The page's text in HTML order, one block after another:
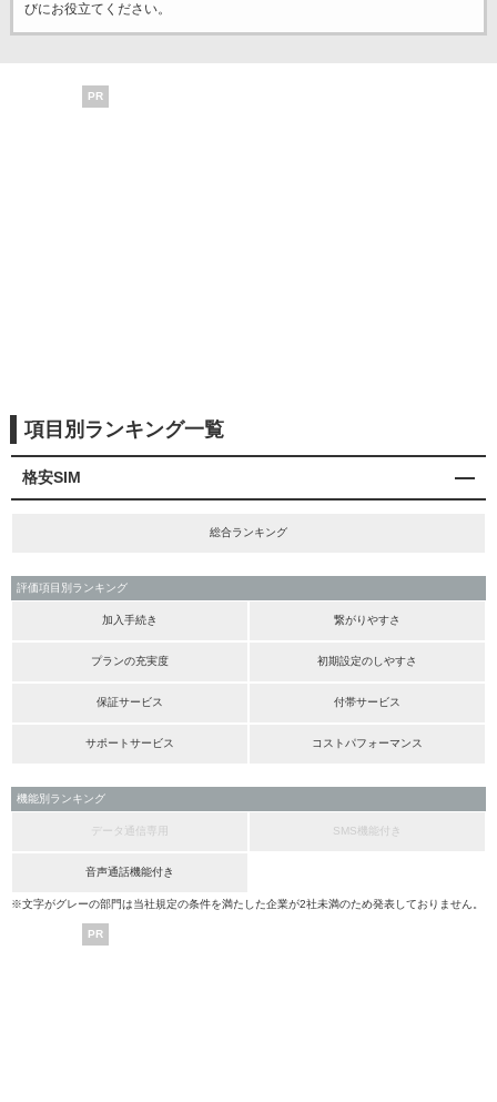
びにお役立てください。
PR
項目別ランキング一覧
格安SIM
総合ランキング
評価項目別ランキング
加入手続き 繋がりやすさ
プランの充実度 初期設定のしやすさ
保証サービス 付帯サービス
サポートサービス コストパフォーマンス
機能別ランキング
データ通信専用 SMS機能付き
音声通話機能付き
※文字がグレーの部門は当社規定の条件を満たした企業が2社未満のため発表しておりません。
PR